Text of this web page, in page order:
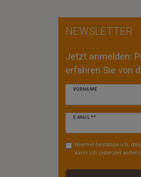
NEWSLETTER
Jetzt anmelden:
erfahren Sie von
VORNAME
E-MAIL **
Newsletter
Hiermit bestätige ich,
kann ich jederzeit